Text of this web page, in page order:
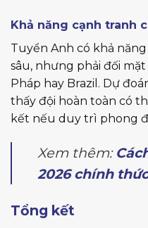
Khả năng cạnh tranh
Tuyển Anh có khả
sâu, nhưng phải đối
Pháp hay Brazil. Dự
thấy đội hoàn toàn có
kết nếu duy trì phong
Xem thêm:
2026 chính
Tổng kết